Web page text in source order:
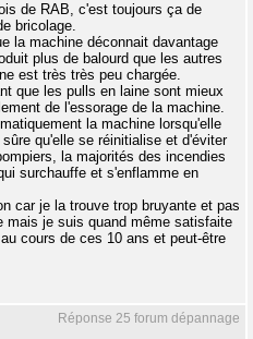
de RAB, c'est toujours ça de
bricolage.
la machine déconnait davantage
plus de balourd que les autres
est très très peu chargée.
que les pulls en laine sont mieux
de l'essorage de la machine.
la machine lorsqu'elle
qu'elle se réinitialise et d'éviter
la majorités des incendies
surchauffe et s'enflamme en
car je la trouve trop bruyante et pas
mais je suis quand même satisfaite
cours de ces 10 ans et peut-être
Réponse 25 forum dépannage